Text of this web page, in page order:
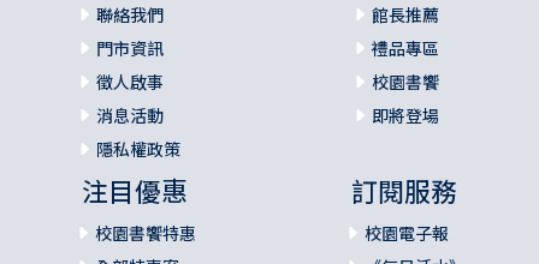
聯絡我們
門市資訊
徵人啟事
消息活動
隱私權政策
館長推薦
禮品專區
校園書饗
即將登場
注目優惠
校園書饗特惠
訂閱服務
校園電子報